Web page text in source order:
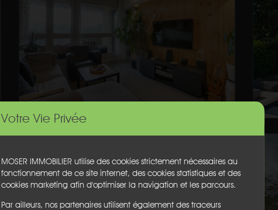
Votre Vie Privée
MOSER IMMOBILIER utilise des cookies strictement nécessaires au
fonctionnement de ce site internet, des cookies statistiques et des
cookies marketing afin d'optimiser la navigation et les parcours.
Par ailleurs, nos partenaires utilisent également des traceurs